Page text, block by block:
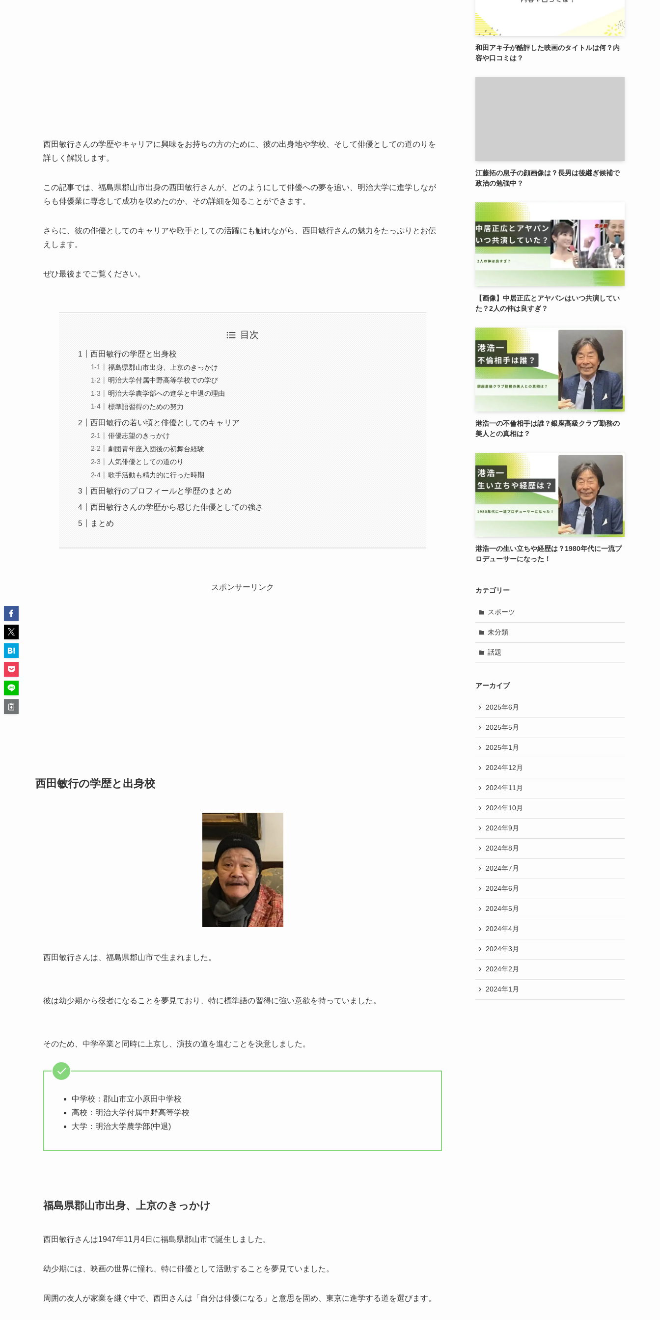
西田敏行さんの学歴やキャリアに興味をお持ちの方のために、彼の出身地や学校、そして俳優としての道のりを
詳しく解説します。
この記事では、福島県郡山市出身の西田敏行さんが、どのようにして俳優への夢を追い、明治大学に進学しなが
らも俳優業に専念して成功を収めたのか、その詳細を知ることができます。
さらに、彼の俳優としてのキャリアや歌手としての活躍にも触れながら、西田敏行さんの魅力をたっぷりとお伝
えします。
ぜひ最後までご覧ください。
目次
西田敏行の学歴と出身校
福島県郡山市出身、上京のきっかけ
明治大学付属中野高等学校での学び
明治大学農学部への進学と中退の理由
標準語習得のための努力
西田敏行の若い頃と俳優としてのキャリア
俳優志望のきっかけ
劇団青年座入団後の初舞台経験
人気俳優としての道のり
歌手活動も精力的に行った時期
西田敏行のプロフィールと学歴のまとめ
西田敏行さんの学歴から感じた俳優としての強さ
まとめ
スポンサーリンク
西田敏行の学歴と出身校
西田敏行さんは、福島県郡山市で生まれました。
彼は幼少期から役者になることを夢見ており、特に標準語の習得に強い意欲を持っていました。
そのため、中学卒業と同時に上京し、演技の道を進むことを決意しました。
中学校：郡山市立小原田中学校
高校：明治大学付属中野高等学校
大学：明治大学農学部(中退)
福島県郡山市出身、上京のきっかけ
西田敏行さんは1947年11月4日に福島県郡山市で誕生しました。
幼少期には、映画の世界に憧れ、特に俳優として活動することを夢見ていました。
周囲の友人が家業を継ぐ中で、西田さんは「自分は俳優になる」と意思を固め、東京に進学する道を選びます。
和田アキ子が酷評した映画のタイトルは何？内
容や口コミは？
江藤拓の息子の顔画像は？長男は後継ぎ候補で
政治の勉強中？
【画像】中居正広とアヤパンはいつ共演してい
た？2人の仲は良すぎ？
港浩一の不倫相手は誰？銀座高級クラブ勤務の
美人との真相は？
港浩一の生い立ちや経歴は？1980年代に一流プ
ロデューサーになった！
カテゴリー
スポーツ
未分類
話題
アーカイブ
2025年6月
2025年5月
2025年1月
2024年12月
2024年11月
2024年10月
2024年9月
2024年8月
2024年7月
2024年6月
2024年5月
2024年4月
2024年3月
2024年2月
2024年1月